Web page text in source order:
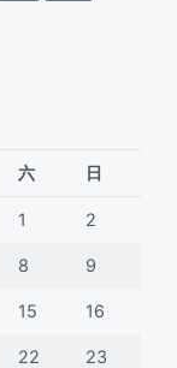
六 日
1 2
8 9
15 16
22 23